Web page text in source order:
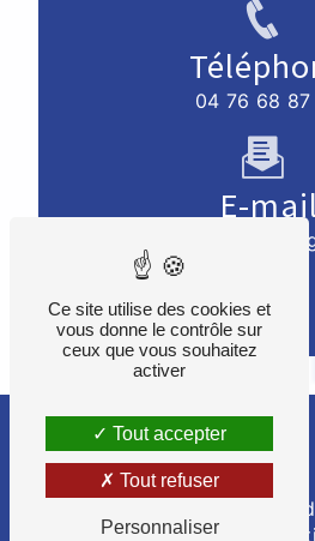
04 76 68 87
E-mail
Recherches fréquentes
- 2026 - Tous
Mentions légales
Ce site utilise des cookies et
vous donne le contrôle sur
ceux que vous souhaitez
activer
Tout accepter
Tout refuser
Personnaliser